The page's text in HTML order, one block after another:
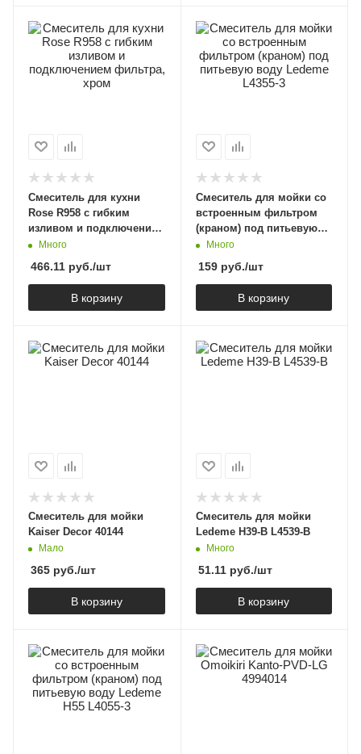
Смеситель для кухни
Rose R958 с гибким
изливом и подключением
фильтра, хром
Много
466.11 руб./шт
В корзину
Смеситель для мойки со
встроенным фильтром
(краном) под питьевую
воду Ledeme L4355-3
Много
159руб./шт
В корзину
Cмеситель для мойки
Kaiser Decor 40144
Мало
365 руб./шт
В корзину
Смеситель для мойки
Ledeme H39-B L4539-B
Много
51.11руб./шт
В корзину